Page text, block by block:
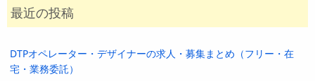
最近の投稿
DTPオペレーター・デザイナーの求人・募集まとめ（フリー・在
宅・業務委託）